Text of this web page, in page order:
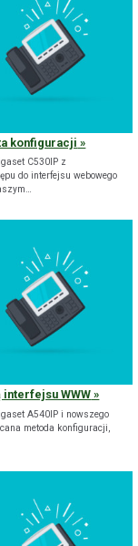
konfiguracji
C530IP z
do interfejsu webowego
WWW
A540IP i nowszego
metoda konfiguracji,